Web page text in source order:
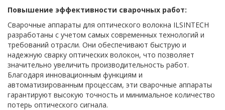
Повышение эффективности сварочных работ:
Сварочные аппараты для оптического волокна ILSINTECH
разработаны с учетом самых современных технологий и
требований отрасли. Они обеспечивают быструю и
надежную сварку оптических волокон, что позволяет
значительно увеличить производительность работ.
Благодаря инновационным функциям и
автоматизированным процессам, эти сварочные аппараты
гарантируют высокую точность и минимальное количество
потерь оптического сигнала.